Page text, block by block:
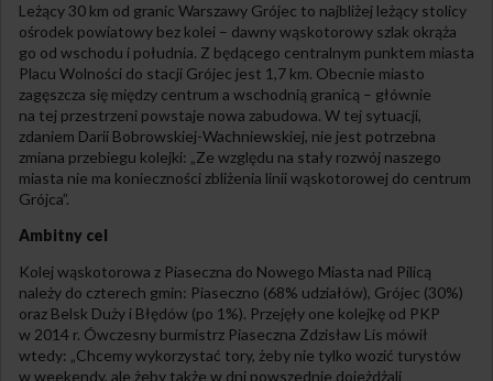
Leżący 30 km od granic Warszawy Grójec to najbliżej leżący stolicy
ośrodek powiatowy bez kolei – dawny wąskotorowy szlak okrąża
go od wschodu i południa. Z będącego centralnym punktem miasta
Placu Wolności do stacji Grójec jest 1,7 km. Obecnie miasto
zagęszcza się między centrum a wschodnią granicą – głównie
na tej przestrzeni powstaje nowa zabudowa. W tej sytuacji,
zdaniem Darii Bobrowskiej-Wachniewskiej, nie jest potrzebna
zmiana przebiegu kolejki: „Ze względu na stały rozwój naszego
miasta nie ma konieczności zbliżenia linii wąskotorowej do centrum
Grójca”.
Ambitny cel
Kolej wąskotorowa z Piaseczna do Nowego Miasta nad Pilicą
należy do czterech gmin: Piaseczno (68% udziałów), Grójec (30%)
oraz Belsk Duży i Błędów (po 1%). Przejęły one kolejkę od PKP
w 2014 r. Ówczesny burmistrz Piaseczna Zdzisław Lis mówił
wtedy: „Chcemy wykorzystać tory, żeby nie tylko wozić turystów
w weekendy, ale żeby także w dni powszednie dojeżdżali